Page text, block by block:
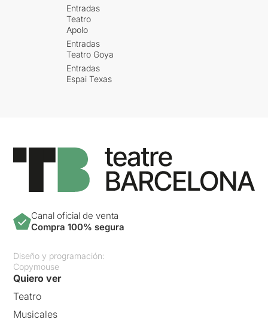
Entradas
Teatro
Apolo
Entradas
Teatro Goya
Entradas
Espai Texas
Canal oficial de venta
Compra 100% segura
Diseño y programación:
Copymouse
Quiero ver
Teatro
Musicales